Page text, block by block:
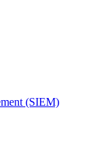
(SIEM)